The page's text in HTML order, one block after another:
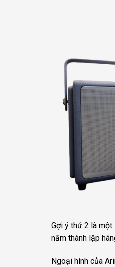
Gợi ý thứ 2 là một
năm thành lập
Ngoại hình của